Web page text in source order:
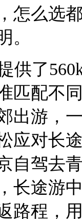
怎么选
。
供了
匹配不
出游，
应对长
自驾去
长途游
路程，